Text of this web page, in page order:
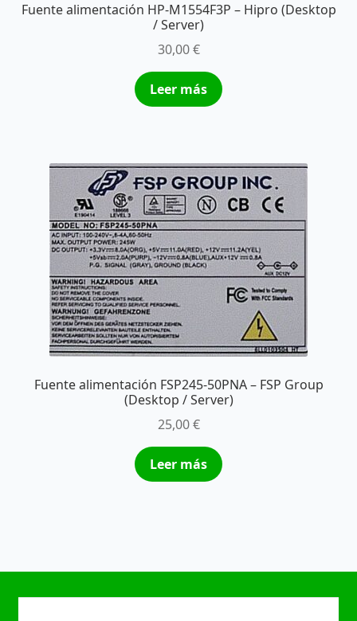
Fuente alimentación HP-M1554F3P – Hipro (Desktop
/ Server)
30,00€
Leer más
Fuente alimentación FSP245-50PNA – FSP Group
(Desktop / Server)
25,00€
Leer más